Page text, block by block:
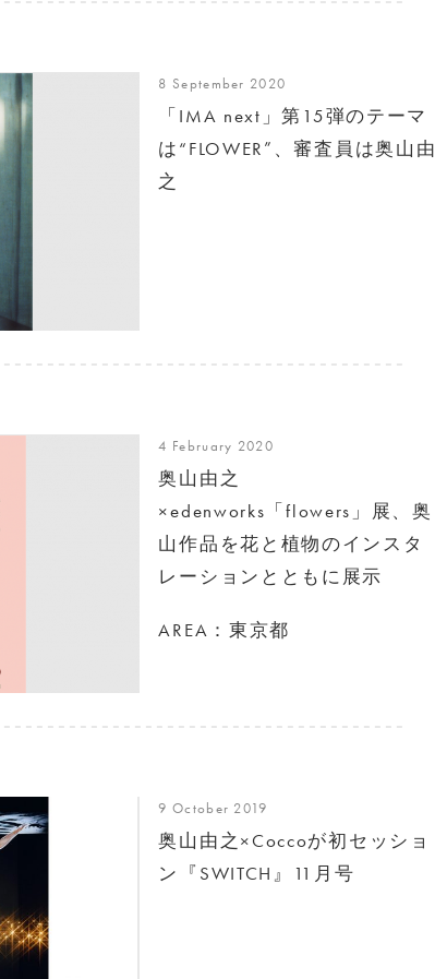
8 September 2020
「IMA next」第15弾のテーマ
は“FLOWER”、審査員は奥山由
之
4 February 2020
奥山由之
×edenworks「flowers」展、奥
山作品を花と植物のインスタ
レーションとともに展示
AREA：東京都
9 October 2019
奥山由之×Coccoが初セッショ
ン『SWITCH』11月号